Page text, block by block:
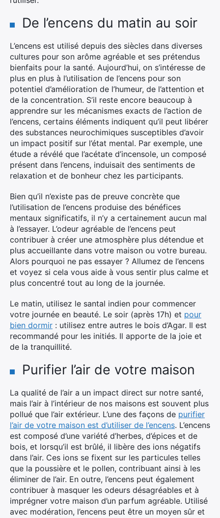
De l’encens du matin au soir
L’encens est utilisé depuis des siècles dans diverses
cultures pour son arôme agréable et ses prétendus
bienfaits pour la santé. Aujourd’hui, on s’intéresse de
plus en plus à l’utilisation de l’encens pour son
potentiel d’amélioration de l’humeur, de l’attention et
de la concentration. S’il reste encore beaucoup à
apprendre sur les mécanismes exacts de l’action de
l’encens, certains éléments indiquent qu’il peut libérer
des substances neurochimiques susceptibles d’avoir
un impact positif sur l’état mental. Par exemple, une
étude a révélé que l’acétate d’incensole, un composé
présent dans l’encens, induisait des sentiments de
relaxation et de bonheur chez les participants.
Bien qu’il n’existe pas de preuve concrète que
l’utilisation de l’encens produise des bénéfices
mentaux significatifs, il n’y a certainement aucun mal
à l’essayer. L’odeur agréable de l’encens peut
contribuer à créer une atmosphère plus détendue et
plus accueillante dans votre maison ou votre bureau.
Alors pourquoi ne pas essayer ? Allumez de l’encens
et voyez si cela vous aide à vous sentir plus calme et
plus concentré tout au long de la journée.
Le matin, utilisez le santal indien pour commencer
votre journée en beauté. Le soir (après 17h) et pour
bien dormir : utilisez entre autres le bois d’Agar. Il est
recommandé pour les initiés. Il apporte de la joie et
de la tranquillité.
Purifier l’air de votre maison
La qualité de l’air a un impact direct sur notre santé,
mais l’air à l’intérieur de nos maisons est souvent plus
pollué que l’air extérieur. L’une des façons de purifier
l’air de votre maison est d’utiliser de l’encens. L’encens
est composé d’une variété d’herbes, d’épices et de
bois, et lorsqu’il est brûlé, il libère des ions négatifs
dans l’air. Ces ions se fixent sur les particules telles
que la poussière et le pollen, contribuant ainsi à les
éliminer de l’air. En outre, l’encens peut également
contribuer à masquer les odeurs désagréables et à
imprégner votre maison d’un parfum agréable. Utilisé
avec modération, l’encens peut être un moyen sûr et
Rechercher
: